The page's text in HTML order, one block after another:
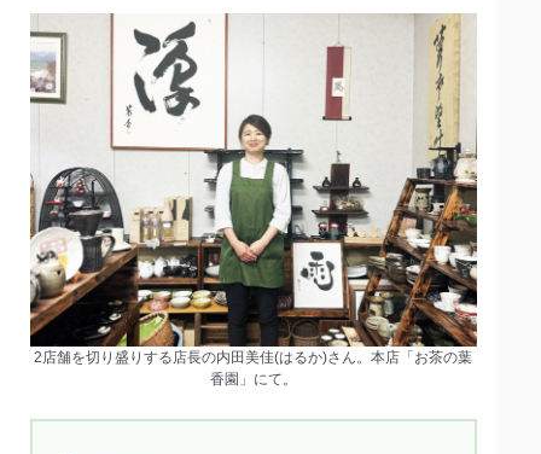
2店舗を切り盛りする店長の内田美佳(はるか)さん。本店「お茶の葉
香園」にて。